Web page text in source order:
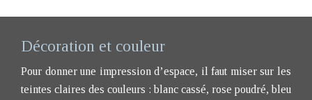
Décoration et couleur
Pour donner une impression d’espace, il faut miser sur les
teintes claires des couleurs : blanc cassé, rose poudré, bleu